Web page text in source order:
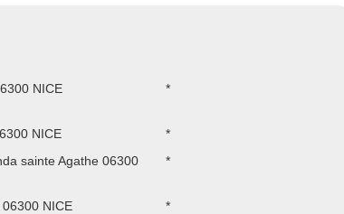
NICE *
NICE
*
sainte Agathe 06300
*
NICE *